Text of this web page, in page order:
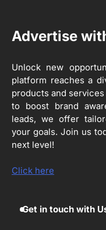
Editor
4
ਦਾ
Editor
Advertise
Unlock new
platform reaches a
products and
to boost brand
leads, we offer
your goals. Join us
next level!
Click here
Get in touch with